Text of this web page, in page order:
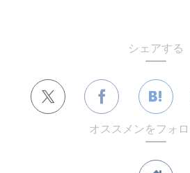
シェアする
オススメンをフォ